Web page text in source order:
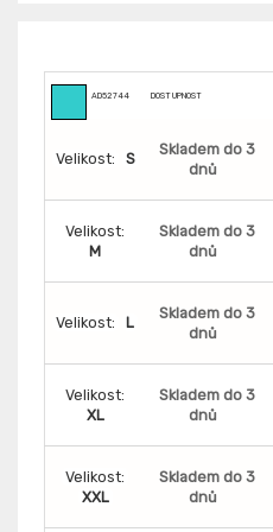
AD52744 DOSTUPNOST
Velikost: S
Skladem do 3
dnů
Velikost:
M
Skladem do 3
dnů
Velikost: L
Skladem do 3
dnů
Velikost:
XL
Skladem do 3
dnů
Velikost:
XXL
Skladem do 3
dnů